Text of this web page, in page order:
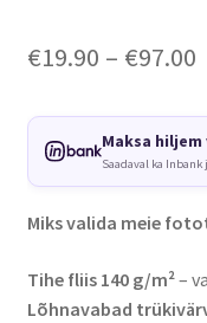
€19.90 – €97.00
Maksa
Saadaval ka
Miks valida meie
Tihe fliis 140 g/m²–
Lõhnavabad